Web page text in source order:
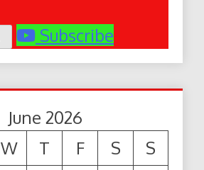
Subscribe
June 2026
W T F S
S